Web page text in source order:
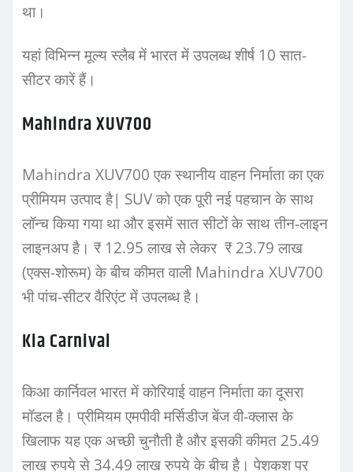
था।
यहां विभिन्न मूल्य स्लैब में भारत में उपलब्ध शीर्ष 10 सात-
सीटर कारें हैं।
Mahindra XUV700
Mahindra XUV700 एक स्थानीय वाहन निर्माता का एक
प्रीमियम उत्पाद है| SUV को एक पूरी नई पहचान के साथ
लॉन्च किया गया था और इसमें सात सीटों के साथ तीन-लाइन
लाइनअप है। ₹ 12.95 लाख से लेकर ₹ 23.79 लाख
(एक्स-शोरूम) के बीच कीमत वाली Mahindra XUV700
भी पांच-सीटर वैरिएंट में उपलब्ध है।
Kia Carnival
किआ कार्निवल भारत में कोरियाई वाहन निर्माता का दूसरा
मॉडल है। प्रीमियम एमपीवी मर्सिडीज बेंज वी-क्लास के
खिलाफ यह एक अच्छी चुनौती है और इसकी कीमत 25.49
लाख रुपये से 34.49 लाख रुपये के बीच है। पेशकश पर